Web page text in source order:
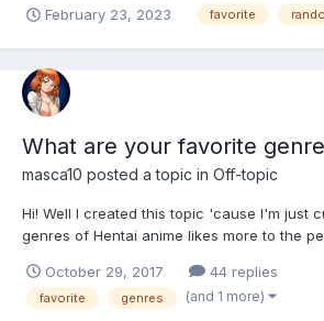
"favoris". Par défauts (sans le filtre favoris
February 23, 2023 favorite
What are your favorite
masca10 posted a topic in Off-topic
Hi! Well I created this topic 'cause I'm just
genres of Hentai anime likes more to the
anal, supernatural, yuri, tentacles, ninjas,
a few more, but those are the prin...
October 29, 2017 44 replies
favorite genres (and 1 more)